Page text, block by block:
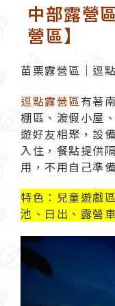
中部露營
營區】
苗栗露營區｜逗
逗點露營區有著
棚區、渡假小屋
遊好友相聚，設
入住，餐點提供
用，不用自己準
特色：兒童遊戲
池、日出、露營